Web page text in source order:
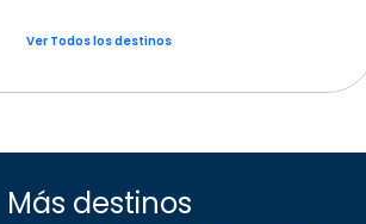
Ver Todos los destinos
Más destinos